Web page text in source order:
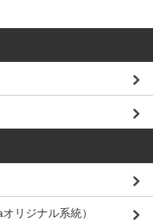
リジナル系統）